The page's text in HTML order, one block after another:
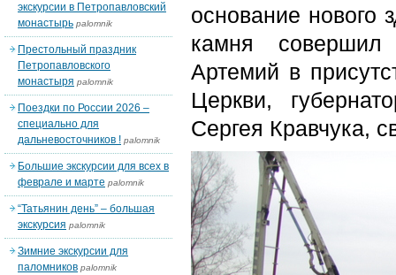
основание нового
камня совершил
Артемий в
Церкви,
Сергея Кравчука,
экскурсии в Петропавловский
монастырь palomnik
Престольный праздник
Петропавловского
монастыря palomnik
Поездки по России 2026 –
специально для
дальневосточников ! palomnik
Большие экскурсии для всех в
феврале и марте palomnik
“Татьянин день” – большая
экскурсия palomnik
Зимние экскурсии для
паломников palomnik